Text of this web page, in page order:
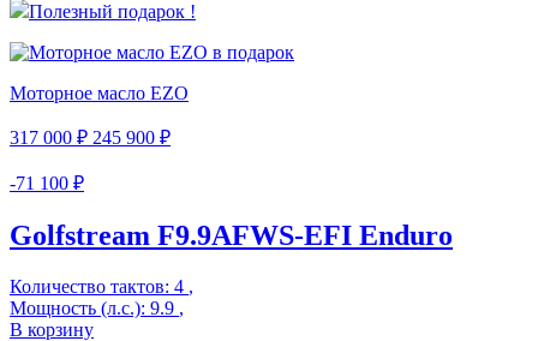
Полезный подарок !
Моторное масло EZO
317 000 ₽ 245 900 ₽
-71 100 ₽
Golfstream F9.9AFWS-EFI Enduro
Количество тактов: 4 ,
Мощность (л.с.): 9.9 ,
В корзину